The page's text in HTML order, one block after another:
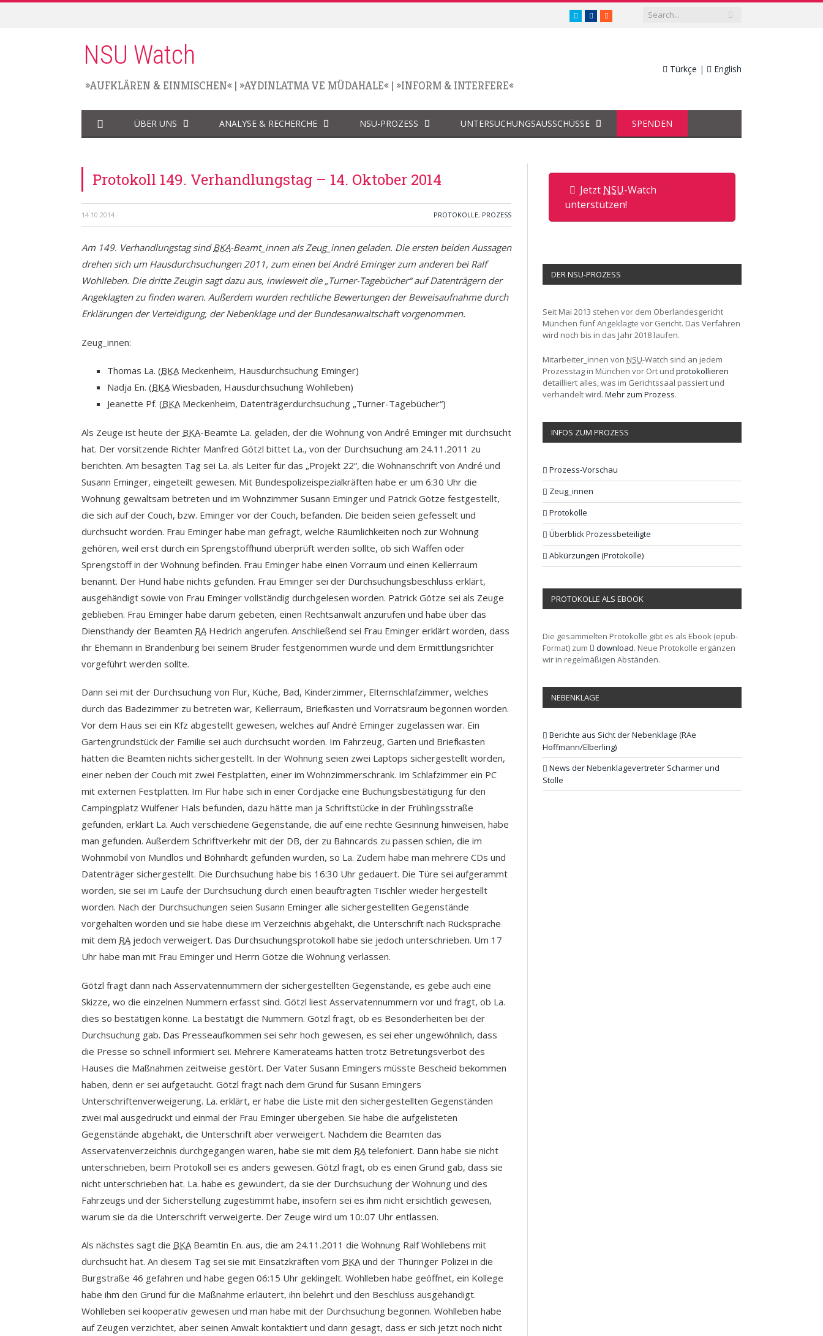
twitter.com/nsuwatch
facebook.com/nsuwatch
RSS
NSU Watch
»AUFKLÄREN & EINMISCHEN« | »AYDINLATMA VE MÜDAHALE« | »INFORM & INTERFERE«
Türkçe | English
ÜBER UNS ANALYSE & RECHERCHE NSU-PROZESS UNTERSUCHUNGSAUSSCHÜSSE SPENDEN
Protokoll 149. Verhandlungstag – 14. Oktober 2014
14.10.2014 · PROTOKOLLE, PROZESS
Am 149. Verhandlungstag sindBKA-Beamt_innen als Zeug_innen geladen. Die ersten beiden Aussagen
drehen sich um Hausdurchsuchungen 2011, zum einen bei André Eminger zum anderen bei Ralf
Wohlleben. Die dritte Zeugin sagt dazu aus, inwieweit die „Turner-Tagebücher“ auf Datenträgern der
Angeklagten zu finden waren. Außerdem wurden rechtliche Bewertungen der Beweisaufnahme durch
Erklärungen der Verteidigung, der Nebenklage und der Bundesanwaltschaft vorgenommen.
Zeug_innen:
Thomas La. (BKAMeckenheim, Hausdurchsuchung Eminger)
Nadja En. (BKAWiesbaden, Hausdurchsuchung Wohlleben)
Jeanette Pf. (BKAMeckenheim, Datenträgerdurchsuchung „Turner-Tagebücher“)
Als Zeuge ist heute der BKA-Beamte La. geladen, der die Wohnung von André Eminger mit durchsucht
hat. Der vorsitzende Richter Manfred Götzl bittet La., von der Durchsuchung am 24.11.2011 zu
berichten. Am besagten Tag sei La. als Leiter für das „Projekt 22“, die Wohnanschrift von André und
Susann Eminger, eingeteilt gewesen. Mit Bundespolizeispezialkräften habe er um 6:30 Uhr die
Wohnung gewaltsam betreten und im Wohnzimmer Susann Eminger und Patrick Götze festgestellt,
die sich auf der Couch, bzw. Eminger vor der Couch, befanden. Die beiden seien gefesselt und
durchsucht worden. Frau Eminger habe man gefragt, welche Räumlichkeiten noch zur Wohnung
gehören, weil erst durch ein Sprengstoffhund überprüft werden sollte, ob sich Waffen oder
Sprengstoff in der Wohnung befinden. Frau Eminger habe einen Vorraum und einen Kellerraum
benannt. Der Hund habe nichts gefunden. Frau Eminger sei der Durchsuchungsbeschluss erklärt,
ausgehändigt sowie von Frau Eminger vollständig durchgelesen worden. Patrick Götze sei als Zeuge
geblieben. Frau Eminger habe darum gebeten, einen Rechtsanwalt anzurufen und habe über das
Diensthandy der Beamten RA Hedrich angerufen. Anschließend sei Frau Eminger erklärt worden, dass
ihr Ehemann in Brandenburg bei seinem Bruder festgenommen wurde und dem Ermittlungsrichter
vorgeführt werden sollte.
Dann sei mit der Durchsuchung von Flur, Küche, Bad, Kinderzimmer, Elternschlafzimmer, welches
durch das Badezimmer zu betreten war, Kellerraum, Briefkasten und Vorratsraum begonnen worden.
Vor dem Haus sei ein Kfz abgestellt gewesen, welches auf André Eminger zugelassen war. Ein
Gartengrundstück der Familie sei auch durchsucht worden. Im Fahrzeug, Garten und Briefkasten
hätten die Beamten nichts sichergestellt. In der Wohnung seien zwei Laptops sichergestellt worden,
einer neben der Couch mit zwei Festplatten, einer im Wohnzimmerschrank. Im Schlafzimmer ein PC
mit externen Festplatten. Im Flur habe sich in einer Cordjacke eine Buchungsbestätigung für den
Campingplatz Wulfener Hals befunden, dazu hätte man ja Schriftstücke in der Frühlingsstraße
gefunden, erklärt La. Auch verschiedene Gegenstände, die auf eine rechte Gesinnung hinweisen, habe
man gefunden. Außerdem Schriftverkehr mit der DB, der zu Bahncards zu passen schien, die im
Wohnmobil von Mundlos und Böhnhardt gefunden wurden, so La. Zudem habe man mehrere CDs und
Datenträger sichergestellt. Die Durchsuchung habe bis 16:30 Uhr gedauert. Die Türe sei aufgerammt
worden, sie sei im Laufe der Durchsuchung durch einen beauftragten Tischler wieder hergestellt
worden. Nach der Durchsuchungen seien Susann Eminger alle sichergestellten Gegenstände
vorgehalten worden und sie habe diese im Verzeichnis abgehakt, die Unterschrift nach Rücksprache
mit dem RAjedoch verweigert. Das Durchsuchungsprotokoll habe sie jedoch unterschrieben. Um 17
Uhr habe man mit Frau Eminger und Herrn Götze die Wohnung verlassen.
Götzl fragt dann nach Asservatennummern der sichergestellten Gegenstände, es gebe auch eine
Skizze, wo die einzelnen Nummern erfasst sind. Götzl liest Asservatennummern vor und fragt, ob La.
dies so bestätigen könne. La bestätigt die Nummern. Götzl fragt, ob es Besonderheiten bei der
Durchsuchung gab. Das Presseaufkommen sei sehr hoch gewesen, es sei eher ungewöhnlich, dass
die Presse so schnell informiert sei. Mehrere Kamerateams hätten trotz Betretungsverbot des
Hauses die Maßnahmen zeitweise gestört. Der Vater Susann Emingers müsste Bescheid bekommen
haben, denn er sei aufgetaucht. Götzl fragt nach dem Grund für Susann Emingers
Unterschriftenverweigerung. La. erklärt, er habe die Liste mit den sichergestellten Gegenständen
zwei mal ausgedruckt und einmal der Frau Eminger übergeben. Sie habe die aufgelisteten
Gegenstände abgehakt, die Unterschrift aber verweigert. Nachdem die Beamten das
Asservatenverzeichnis durchgegangen waren, habe sie mit dem RA telefoniert. Dann habe sie nicht
unterschrieben, beim Protokoll sei es anders gewesen. Götzl fragt, ob es einen Grund gab, dass sie
nicht unterschrieben hat. La. habe es gewundert, da sie der Durchsuchung der Wohnung und des
Fahrzeugs und der Sicherstellung zugestimmt habe, insofern sei es ihm nicht ersichtlich gewesen,
warum sie da die Unterschrift verweigerte. Der Zeuge wird um 10:.07 Uhr entlassen.
Als nächstes sagt die BKABeamtin En. aus, die am 24.11.2011 die Wohnung Ralf Wohllebens mit
durchsucht hat. An diesem Tag sei sie mit Einsatzkräften vom BKAund der Thüringer Polizei in die
Burgstraße 46 gefahren und habe gegen 06:15 Uhr geklingelt. Wohlleben habe geöffnet, ein Kollege
habe ihm den Grund für die Maßnahme erläutert, ihn belehrt und den Beschluss ausgehändigt.
Wohlleben sei kooperativ gewesen und man habe mit der Durchsuchung begonnen. Wohlleben habe
auf Zeugen verzichtet, aber seinen Anwalt kontaktiert und dann gesagt, dass er sich jetzt noch nicht
Jetzt NSU-Watch
unterstützen!
DER NSU-PROZESS
Seit Mai 2013 stehen vor dem Oberlandesgericht
München fünf Angeklagte vor Gericht. Das Verfahren
wird noch bis in das Jahr 2018 laufen.
Mitarbeiter_innen von NSU-Watch sind an jedem
Prozesstag in München vor Ort und protokollieren
detailliert alles, was im Gerichtssaal passiert und
verhandelt wird. Mehr zum Prozess.
INFOS ZUM PROZESS
Prozess-Vorschau
Zeug_innen
Protokolle
Überblick Prozessbeteiligte
Abkürzungen (Protokolle)
PROTOKOLLE ALS EBOOK
Die gesammelten Protokolle gibt es als Ebook (epub-
Format) zum
download. Neue Protokolle ergänzen
wir in regelmäßigen Abständen.
NEBENKLAGE
Berichte aus Sicht der Nebenklage (RAe
Hoffmann/Elberling)
News der Nebenklagevertreter Scharmer und
Stolle